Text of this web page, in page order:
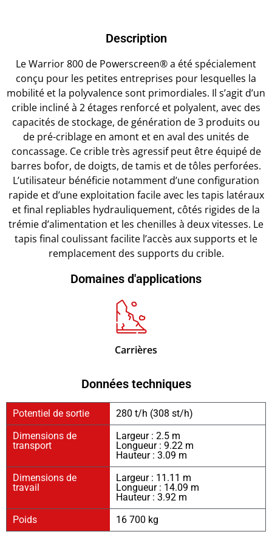
Description
Le Warrior 800 de Powerscreen® a été spécialement
conçu pour les petites entreprises pour lesquelles la
mobilité et la polyvalence sont primordiales. Il s’agit d’un
crible incliné à 2 étages renforcé et polyalent, avec des
capacités de stockage, de génération de 3 produits ou
de pré-criblage en amont et en aval des unités de
concassage. Ce crible très agressif peut être équipé de
barres bofor, de doigts, de tamis et de tôles perforées.
L’utilisateur bénéficie notamment d’une configuration
rapide et d’une exploitation facile avec les tapis latéraux
et final repliables hydrauliquement, côtés rigides de la
trémie d’alimentation et les chenilles à deux vitesses. Le
tapis final coulissant facilite l’accès aux supports et le
remplacement des supports du crible.
Domaines d'applications
Carrières
Données techniques
Potentiel de sortie
280 t/h (308 st/h)
Dimensions de
transport
Largeur : 2.5 m
Longueur : 9.22 m
Hauteur : 3.09 m
Dimensions de
travail
Largeur : 11.11 m
Longueur : 14.09 m
Hauteur : 3.92 m
Poids
16 700 kg